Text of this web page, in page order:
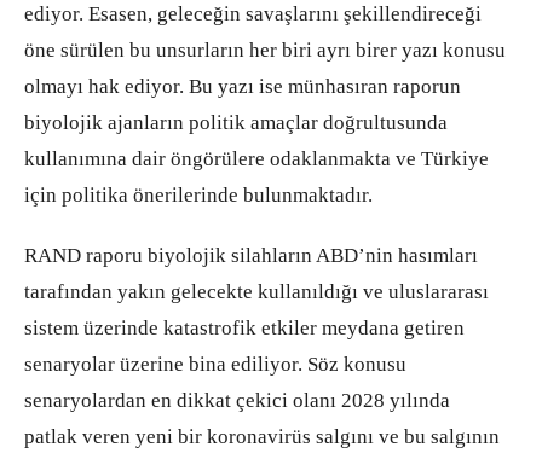
ediyor. Esasen, geleceğin savaşlarını şekillendireceği
öne sürülen bu unsurların her biri ayrı birer yazı konusu
olmayı hak ediyor. Bu yazı ise münhasıran raporun
biyolojik ajanların politik amaçlar doğrultusunda
kullanımına dair öngörülere odaklanmakta ve Türkiye
için politika önerilerinde bulunmaktadır.
RAND raporu biyolojik silahların ABD’nin hasımları
tarafından yakın gelecekte kullanıldığı ve uluslararası
sistem üzerinde katastrofik etkiler meydana getiren
senaryolar üzerine bina ediliyor. Söz konusu
senaryolardan en dikkat çekici olanı 2028 yılında
patlak veren yeni bir koronavirüs salgını ve bu salgının